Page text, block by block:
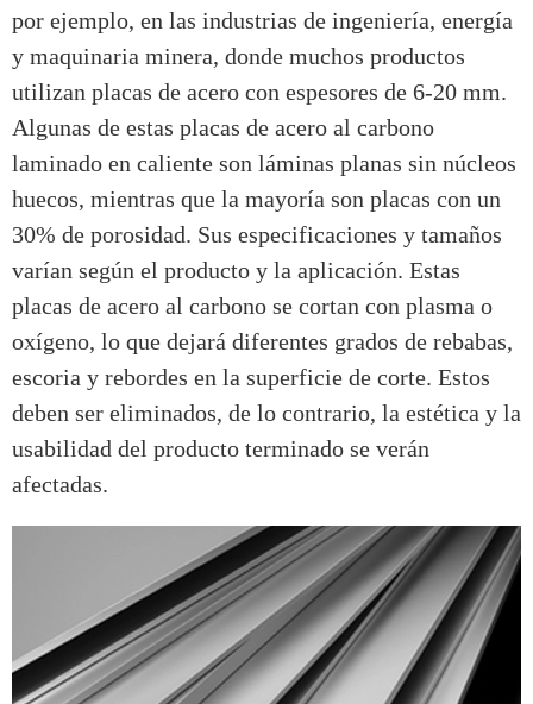
por ejemplo, en las industrias de ingeniería, energía
y maquinaria minera, donde muchos productos
utilizan placas de acero con espesores de 6-20 mm.
Algunas de estas placas de acero al carbono
laminado en caliente son láminas planas sin núcleos
huecos, mientras que la mayoría son placas con un
30% de porosidad. Sus especificaciones y tamaños
varían según el producto y la aplicación. Estas
placas de acero al carbono se cortan con plasma o
oxígeno, lo que dejará diferentes grados de rebabas,
escoria y rebordes en la superficie de corte. Estos
deben ser eliminados, de lo contrario, la estética y la
usabilidad del producto terminado se verán
afectadas.